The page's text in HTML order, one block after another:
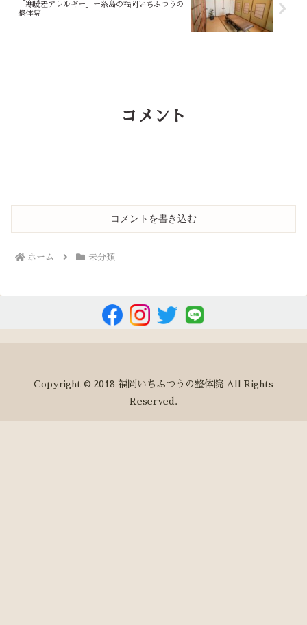
「寒暖差アレルギー」ー糸島の福岡いちふつうの
整体院
コメント
コメントを書き込む
ホーム 未分類
Copyright © 2018 福岡いちふつうの整体院 All Rights
Reserved.